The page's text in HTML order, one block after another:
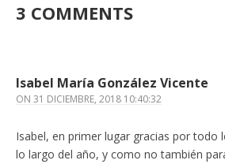
3 COMMENTS
Isabel María González Vicente
ON 31 DICIEMBRE, 2018 10:40:32
Isabel, en primer lugar gracias por todo
lo largo del año, y como no también